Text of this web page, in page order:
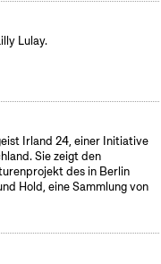
Lulay.
Irland 24, einer Initiative
Sie zeigt den
des in Berlin
Hold, eine Sammlung von